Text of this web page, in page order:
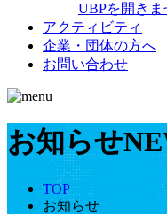
UBPを開きま
アクティビティ
企業・団体の方へ
お問い合わせ
お知らせ
TOP
お知らせ